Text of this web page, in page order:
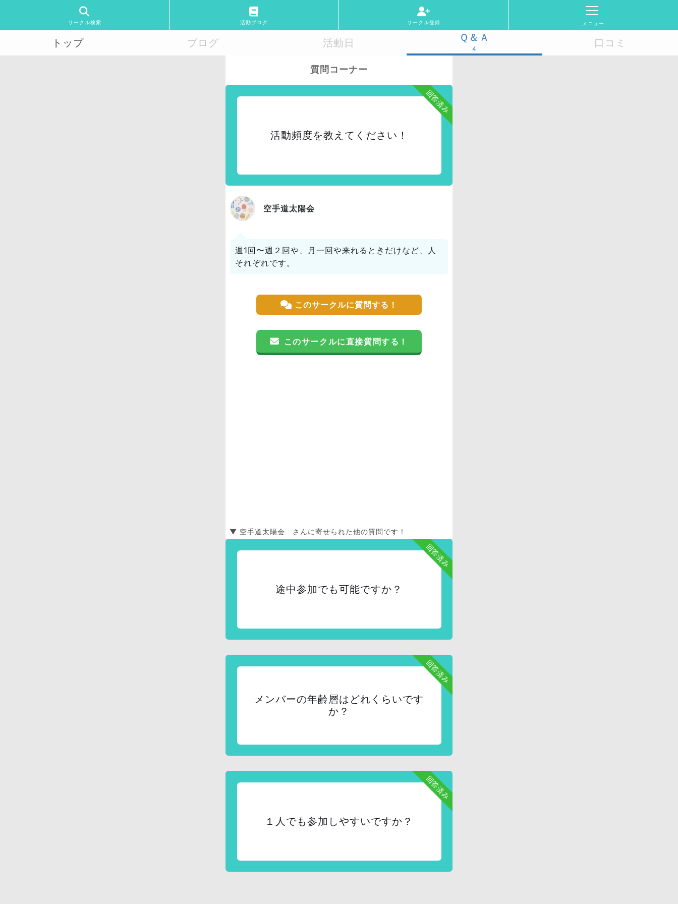
サークル検索 活動ブログ サークル登録 メニュー
トップ ブログ 活動日 Ｑ＆Ａ
4 口コミ
質問コーナー
回答済み
活動頻度を教えてください！
空手道太陽会
週1回〜週２回や、月一回や来れるときだけなど、人
それぞれです。
このサークルに質問する！
このサークルに直接質問する！
▼ 空手道太陽会 さんに寄せられた他の質問です！
回答済み
途中参加でも可能ですか？
回答済み
メンバーの年齢層はどれくらいです
か？
回答済み
１人でも参加しやすいですか？